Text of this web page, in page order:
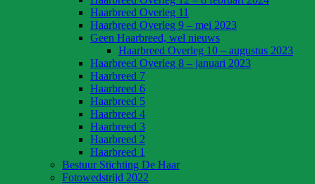
Haarbreed Overleg 11
Haarbreed Overleg 9 – mei 2023
Geen Haarbreed, wel nieuws
Haarbreed Overleg 10 – augustus 2023
Haarbreed Overleg 8 – januari 2023
Haarbreed 7
Haarbreed 6
Haarbreed 5
Haarbreed 4
Haarbreed 3
Haarbreed 2
Haarbreed 1
Bestuur Stichting De Haar
Fotowedstrijd 2022